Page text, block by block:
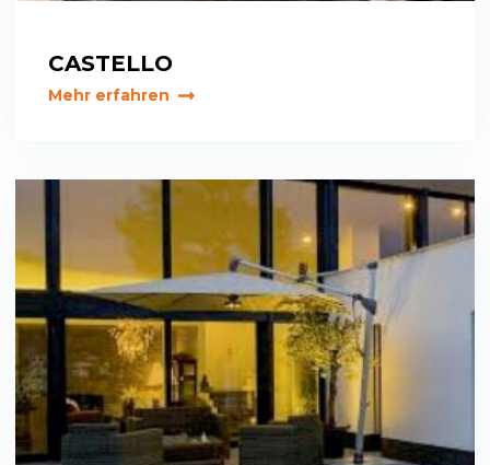
CASTELLO
Mehr erfahren